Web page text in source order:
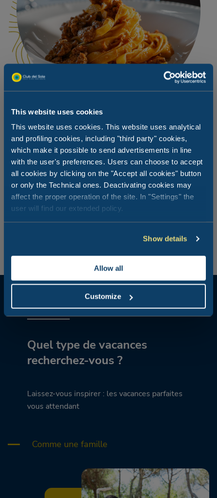
This website uses cookies
This website uses cookies. This website uses analytical
and profiling cookies, including "third party" cookies,
which make it possible to send advertisements in line
with the user's preferences. Users can choose to accept
all cookies by clicking on the "Accept all cookies" button
or only the Technical ones. Deactivating cookies may
affect the proper operation of the site. In "Settings" the
user will find our extended policy.
Show details
Allow all
Customize
Que diriez-vous d’un dîner vraiment
relaxant?
Le soir est le moment où l’on se retrouve pour se
raconter les découvertes de la journée, ou bien pour se
réjouir aussi de n’avoir rien fait d’autre que de paresser
agréablement au bord de la mer. Peu importe ce que
vous avez fait, vous pouvez terminer la journée par un
dîner décontracté au restaurant de l’Adriano Family
Quel type de vacances
recherchez-vous ?
Laissez-vous inspirer : les vacances parfaites
vous attendant
Comme une famille